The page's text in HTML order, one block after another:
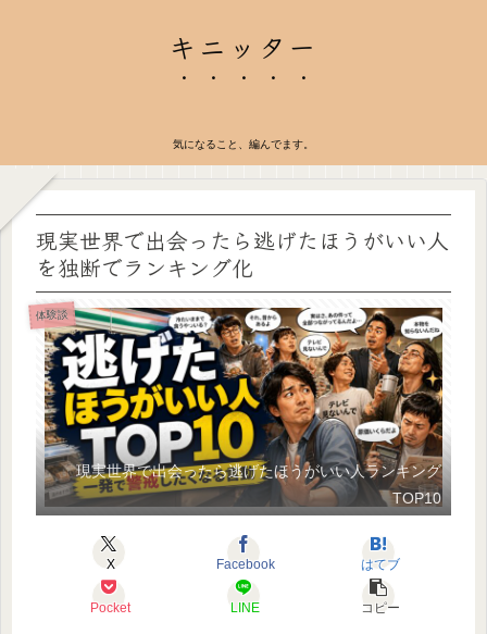
キニッター
気になること、編んでます。
現実世界で出会ったら逃げたほうがいい人
を独断でランキング化
体験談
現実世界で出会ったら逃げたほうがいい人ランキング
TOP10
X Facebook はてブ
Pocket LINE コピー